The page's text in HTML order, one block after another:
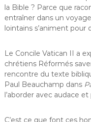
la Bible ? Parce que
entraîner dans un
lointains s’animent pour
Le Concile Vatican II a
chrétiens Réformés
rencontre du texte
Paul Beauchamp dans
l’aborder avec audace
C’est ce que font ces